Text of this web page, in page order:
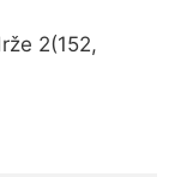
2(152,